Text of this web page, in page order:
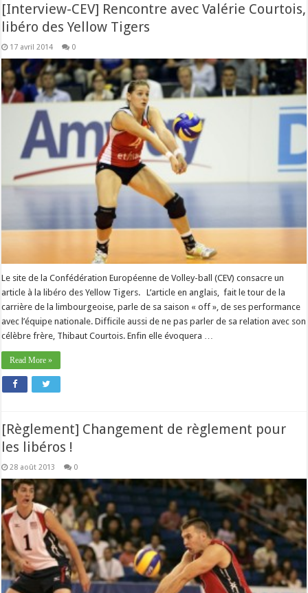
[Interview-CEV] Rencontre avec Valérie Courtois,
libéro des Yellow Tigers
17 avril 2014 0
Le site de la Confédération Européenne de Volley-ball (CEV) consacre un
article à la libéro des Yellow Tigers. L’article en anglais, fait le tour de la
carrière de la limbourgeoise, parle de sa saison « off », de ses performance
avec l’équipe nationale. Difficile aussi de ne pas parler de sa relation avec son
célèbre frère, Thibaut Courtois. Enfin elle évoquera …
Read More »
[Règlement] Changement de règlement pour
les libéros !
28 août 2013 0